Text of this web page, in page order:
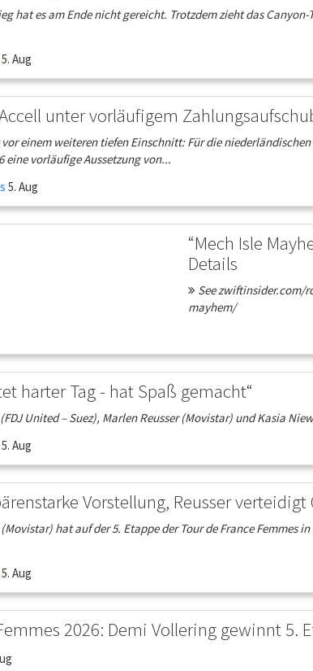
hat es am Ende nicht gereicht. Trotzdem zieht das
5. Aug
unter vorläufigem
einem weiteren tiefen Einschnitt: Für die
eine vorläufige Aussetzung von...
5. Aug
“Mech Isle
Details
See zwiftinsider.com/
mayhem/
harter Tag - hat Spaß gemacht“
United – Suez), Marlen Reusser (Movistar) und Kasia
5. Aug
Vorstellung, Reusser verteidigt
hat auf der 5. Etappe der Tour de France
5. Aug
2026: Demi Vollering gewinnt 5.